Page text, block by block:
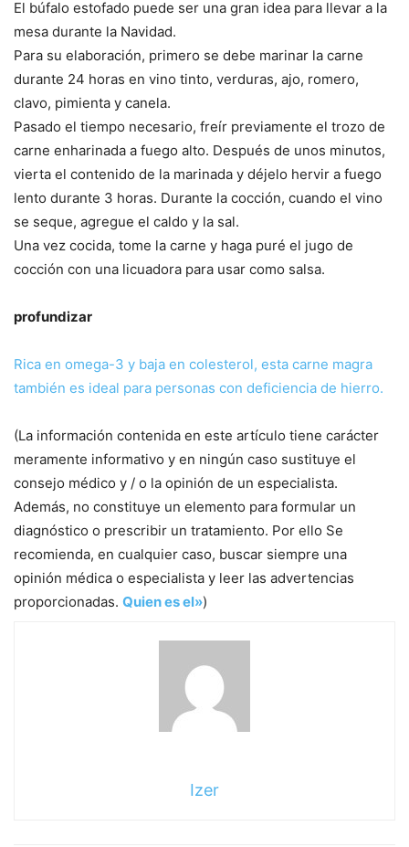
El búfalo estofado puede ser una gran idea para llevar a la
mesa durante la Navidad.
Para su elaboración, primero se debe marinar la carne
durante 24 horas en vino tinto, verduras, ajo, romero,
clavo, pimienta y canela.
Pasado el tiempo necesario, freír previamente el trozo de
carne enharinada a fuego alto. Después de unos minutos,
vierta el contenido de la marinada y déjelo hervir a fuego
lento durante 3 horas. Durante la cocción, cuando el vino
se seque, agregue el caldo y la sal.
Una vez cocida, tome la carne y haga puré el jugo de
cocción con una licuadora para usar como salsa.
profundizar
Rica en omega-3 y baja en colesterol, esta carne magra
también es ideal para personas con deficiencia de hierro.
(La información contenida en este artículo tiene carácter
meramente informativo y en ningún caso sustituye el
consejo médico y / o la opinión de un especialista.
Además, no constituye un elemento para formular un
diagnóstico o prescribir un tratamiento. Por ello Se
recomienda, en cualquier caso, buscar siempre una
opinión médica o especialista y leer las advertencias
proporcionadas. Quien es el»)
Izer